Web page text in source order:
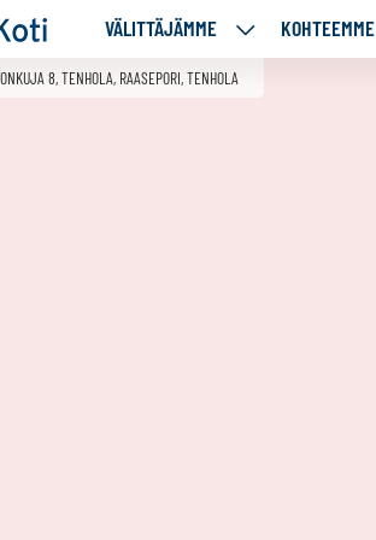
VÄLITTÄJÄMME
VÄLITTÄJÄMME
KOHTEEMME
8, TENHOLA, RAASEPORI, TENHOLA